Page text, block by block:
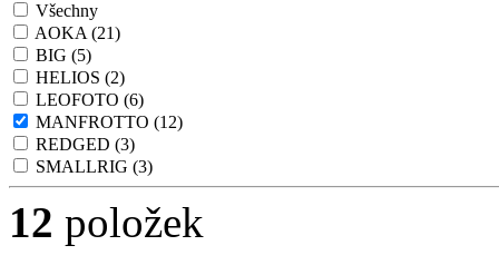
Všechny
AOKA(21)
BIG (5)
HELIOS (2)
LEOFOTO (6)
MANFROTTO (12)
REDGED (3)
SMALLRIG (3)
12 položek